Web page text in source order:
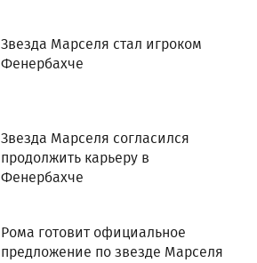
Звезда Марселя стал игроком
Фенербахче
Звезда Марселя согласился
продолжить карьеру в
Фенербахче
Рома готовит официальное
предложение по звезде Марселя